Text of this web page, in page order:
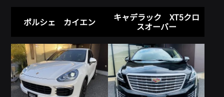
ポルシェ カイエン キャデラック XT5クロ
スオーバー